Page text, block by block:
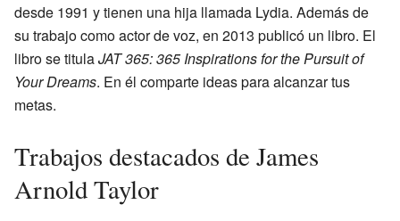
desde 1991 y tienen una hija llamada Lydia. Además de
su trabajo como actor de voz, en 2013 publicó un libro. El
libro se titulaJAT 365: 365 Inspirations for the Pursuit of
Your Dreams. En él comparte ideas para alcanzar tus
metas.
Trabajos destacados de James
Arnold Taylor